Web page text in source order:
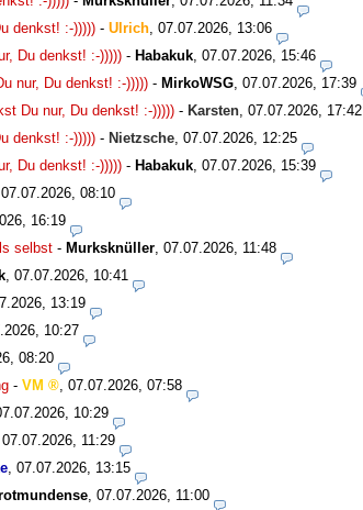
denkst! :-))))) - Ulrich 07.07.2026, 13:06
Du denkst! :-))))) - Habakuk 07.07.2026, 15:46
nur, Du denkst! :-))))) - MirkoWSG 07.07.2026, 17:39
Du nur, Du denkst! :-))))) - Karsten 07.07.2026, 17:42
denkst! :-))))) - Nietzsche 07.07.2026, 12:25
Du denkst! :-))))) - Habakuk 07.07.2026, 15:39
07.07.2026, 08:10
16:19
selbst - Murksknüller 07.07.2026, 11:48
07.07.2026, 10:41
13:19
10:27
08:20
- VM
07.07.2026, 07:58
10:29
07.07.2026, 11:29
07.07.2026, 13:15
07.07.2026, 11:00